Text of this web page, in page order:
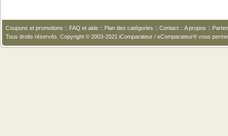
Coupons et promotions :: FAQ et aide :: Plan des catégories :: Contact :: A propos ::
Tous droits réservés. Copyright © 2003-2021 iComparateur / eComparateur® vous